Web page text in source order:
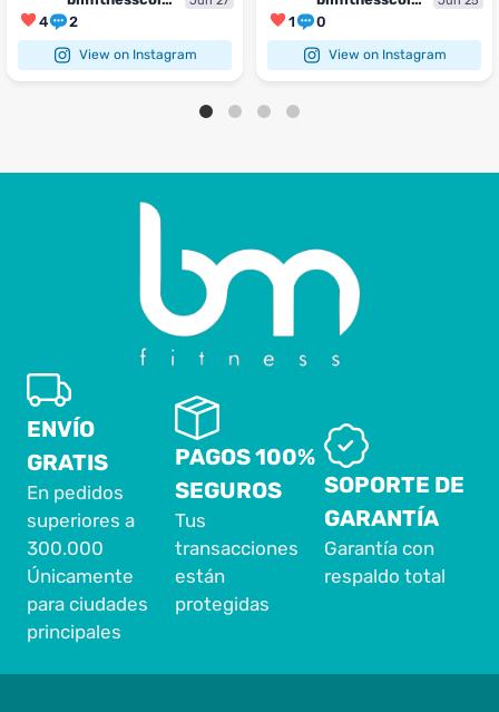
4 2
View on Instagram
1 0
View on Instagram
ENVÍO
GRATIS
En pedidos
superiores a
300.000
Únicamente
para ciudades
principales
PAGOS 100%
SEGUROS
Tus
transacciones
están
protegidas
SOPORTE DE
GARANTÍA
Garantía con
respaldo total